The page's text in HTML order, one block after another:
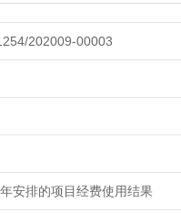
202009-00003
安排的项目经费使用结果